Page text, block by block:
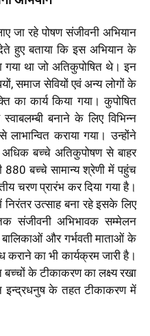
जा रहे पोषण संजीवनी अभियान
हुए बताया कि इस अभियान के
गया था जो अतिकुपोषित थे। इन
समाज सेवियों एवं अन्य लोगों के
का कार्य किया गया। कुपोषित
बनाने के लिए विभिन्न
कराया गया। उन्होंने
बच्चे अतिकुपोषण से बाहर
बच्चे सामान्य श्रेणी में पहुंच
चरण प्रारंभ कर दिया गया है।
उत्साह बना रहे इसके लिए
संजीवनी अभिभावक सम्मेलन
और गर्भवती माताओं के
कराने का भी कार्यक्रम जारी है।
के टीकाकरण का लक्ष्य रखा
इन्द्रधनुष के तहत टीकाकरण में